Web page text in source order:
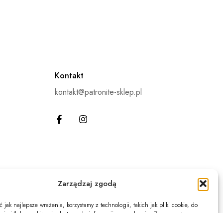
Zarządzaj zgodą
jak najlepsze wrażenia, korzystamy z technologii, takich jak pliki cookie, do
Kontakt
kontakt@patronite-sklep.pl